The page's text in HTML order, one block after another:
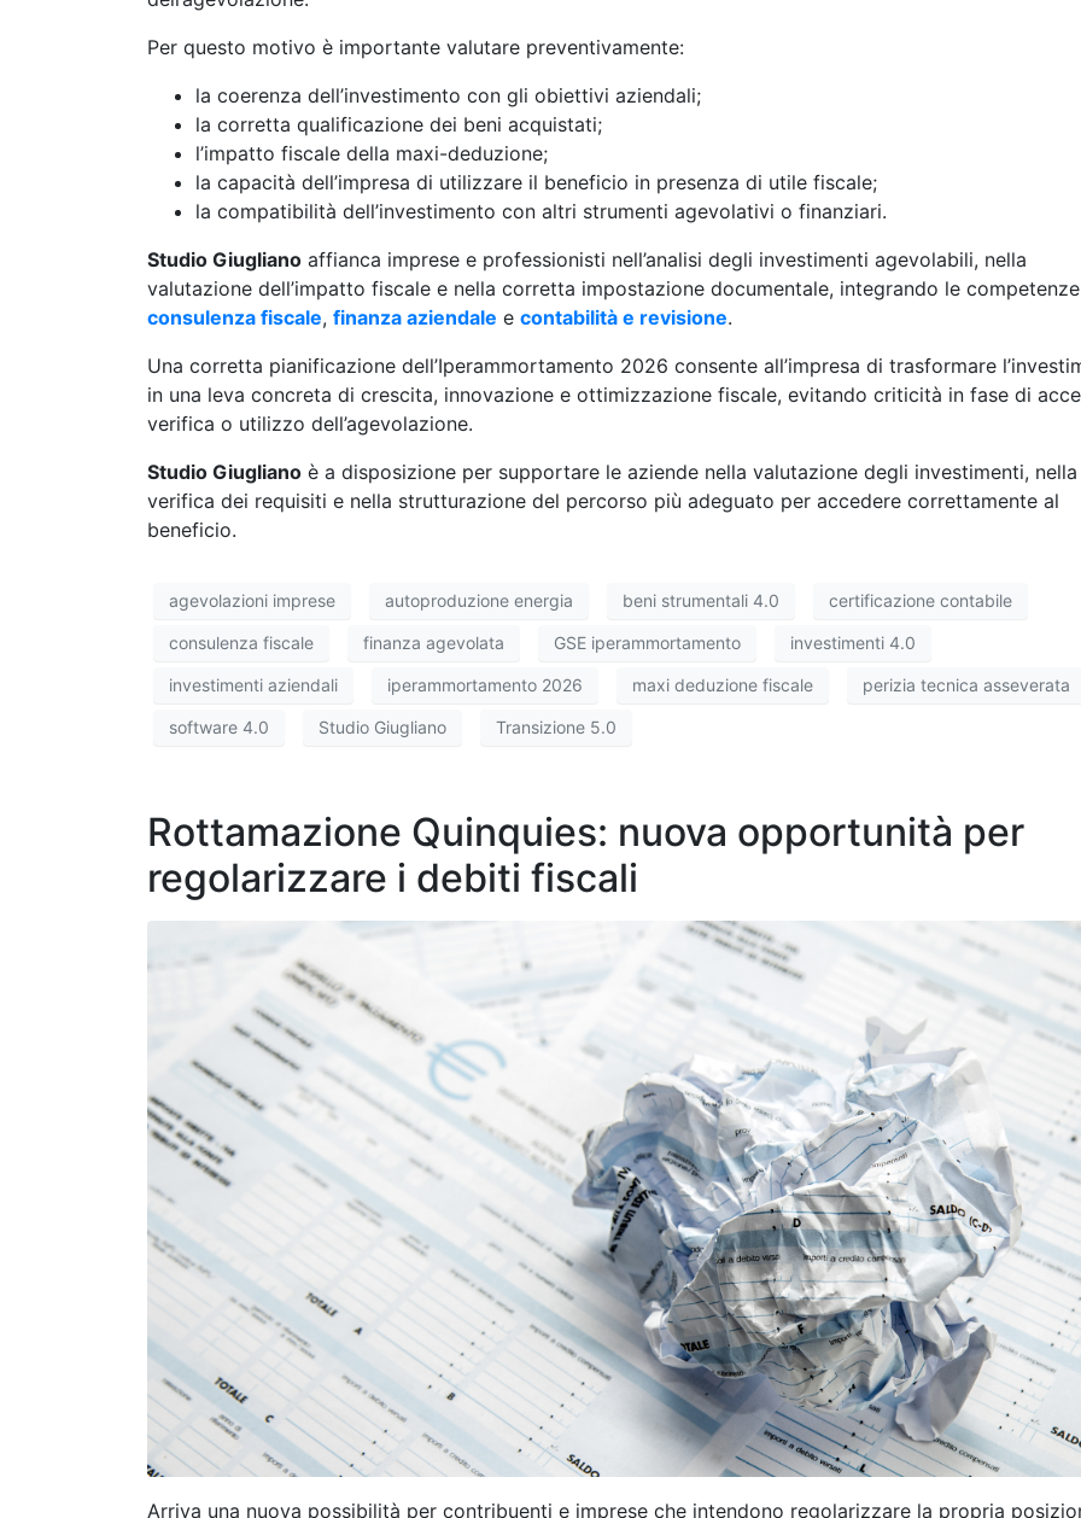
Per questo motivo è importante valutare preventivamente:
la coerenza dell’investimento con gli obiettivi aziendali;
la corretta qualificazione dei beni acquistati;
l’impatto fiscale della maxi-deduzione;
la capacità dell’impresa di utilizzare il beneficio in presenza di utile fiscale;
la compatibilità dell’investimento con altri strumenti agevolativi o finanziari.
Studio Giugliano affianca imprese e professionisti nell’analisi degli investimenti agevolabili, nella
valutazione dell’impatto fiscale e nella corretta impostazione documentale, integrando le
consulenza fiscale, finanza aziendale e contabilità e revisione.
Una corretta pianificazione dell’Iperammortamento 2026 consente all’impresa di trasformare
in una leva concreta di crescita, innovazione e ottimizzazione fiscale, evitando criticità in fase di
verifica o utilizzo dell’agevolazione.
Studio Giugliano è a disposizione per supportare le aziende nella valutazione degli investimenti, nella
verifica dei requisiti e nella strutturazione del percorso più adeguato per accedere correttamente al
beneficio.
agevolazioni imprese autoproduzione energia beni strumentali 4.0 certificazione contabile
consulenza fiscale finanza agevolata GSE iperammortamento investimenti 4.0
investimenti aziendali iperammortamento 2026 maxi deduzione fiscale perizia tecnica asseverata
software 4.0 Studio Giugliano Transizione 5.0
Rottamazione Quinquies: nuova opportunità per
regolarizzare i debiti fiscali
Arriva una nuova possibilità per contribuenti e imprese che intendono regolarizzare la propria